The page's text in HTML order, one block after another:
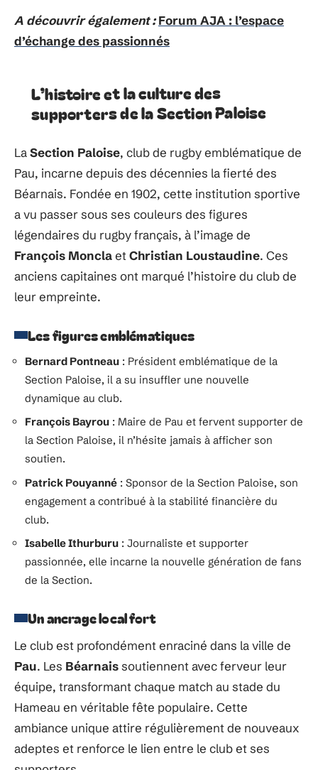
A découvrir également : Forum AJA : l’espace
d’échange des passionnés
L’histoire et la culture des
supporters de la Section Paloise
LaSection Paloise, club de rugby emblématique de
Pau, incarne depuis des décennies la fierté des
Béarnais. Fondée en 1902, cette institution sportive
a vu passer sous ses couleurs des figures
légendaires du rugby français, à l’image de
François Monclaet Christian Loustaudine. Ces
anciens capitaines ont marqué l’histoire du club de
leur empreinte.
Les figures emblématiques
Bernard Pontneau : Président emblématique de la
Section Paloise, il a su insuffler une nouvelle
dynamique au club.
François Bayrou : Maire de Pau et fervent supporter de
la Section Paloise, il n’hésite jamais à afficher son
soutien.
Patrick Pouyanné : Sponsor de la Section Paloise, son
engagement a contribué à la stabilité financière du
club.
Isabelle Ithurburu : Journaliste et supporter
passionnée, elle incarne la nouvelle génération de fans
de la Section.
Un ancrage local fort
Le club est profondément enraciné dans la ville de
Pau. Les Béarnaissoutiennent avec ferveur leur
équipe, transformant chaque match au stade du
Hameau en véritable fête populaire. Cette
ambiance unique attire régulièrement de nouveaux
adeptes et renforce le lien entre le club et ses